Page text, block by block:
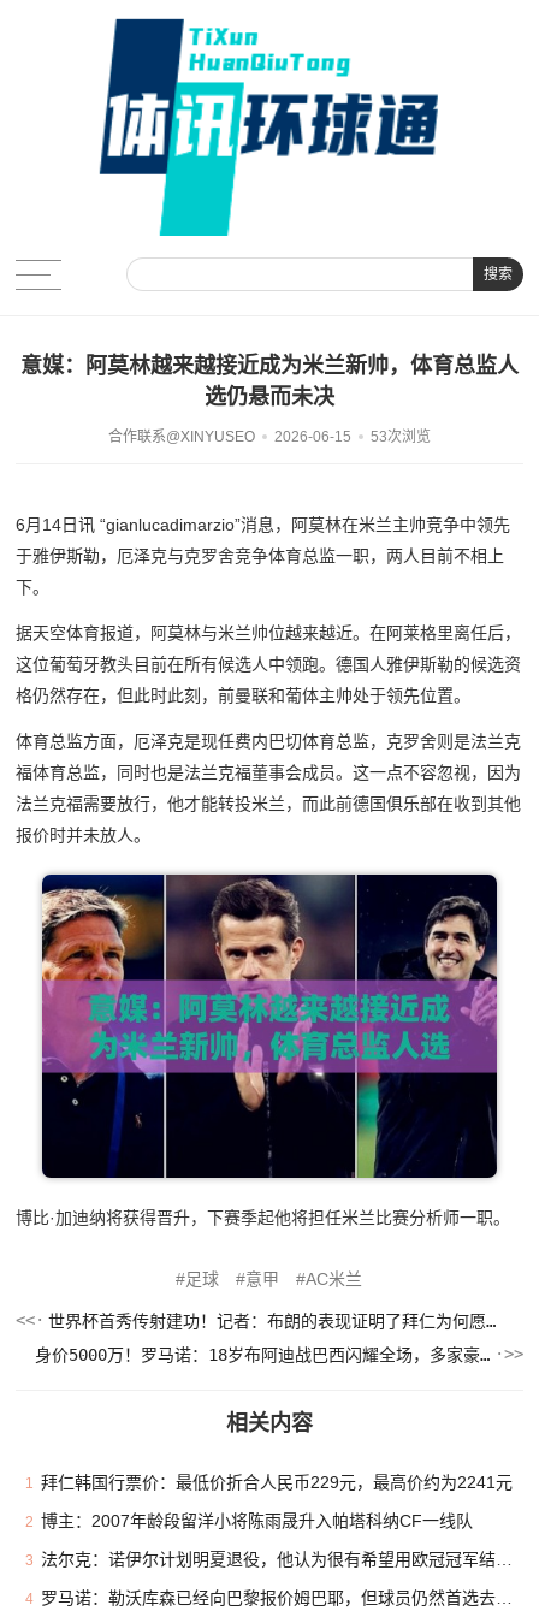
搜索
意媒：阿莫林越来越接近成为米兰新帅，体育总监人
选仍悬而未决
合作联系@XINYUSEO 2026-06-15 53次浏览
6月14日讯 “gianlucadimarzio”消息，阿莫林在米兰主帅竞争中领先
于雅伊斯勒，厄泽克与克罗舍竞争体育总监一职，两人目前不相上
下。
据天空体育报道，阿莫林与米兰帅位越来越近。在阿莱格里离任后，
这位葡萄牙教头目前在所有候选人中领跑。德国人雅伊斯勒的候选资
格仍然存在，但此时此刻，前曼联和葡体主帅处于领先位置。
体育总监方面，厄泽克是现任费内巴切体育总监，克罗舍则是法兰克
福体育总监，同时也是法兰克福董事会成员。这一点不容忽视，因为
法兰克福需要放行，他才能转投米兰，而此前德国俱乐部在收到其他
报价时并未放人。
博比·加迪纳将获得晋升，下赛季起他将担任米兰比赛分析师一职。
足球 意甲 AC米兰
世界杯首秀传射建功！记者：布朗的表现证明了拜仁为何愿出5500万
身价5000万！罗马诺：18岁布阿迪战巴西闪耀全场，多家豪门已行动
相关内容
1 拜仁韩国行票价：最低价折合人民币229元，最高价约为2241元
2 博主：2007年龄段留洋小将陈雨晟升入帕塔科纳CF一线队
3 法尔克：诺伊尔计划明夏退役，他认为很有希望用欧冠冠军结束生涯
4 罗马诺：勒沃库森已经向巴黎报价姆巴耶，但球员仍然首选去利物浦